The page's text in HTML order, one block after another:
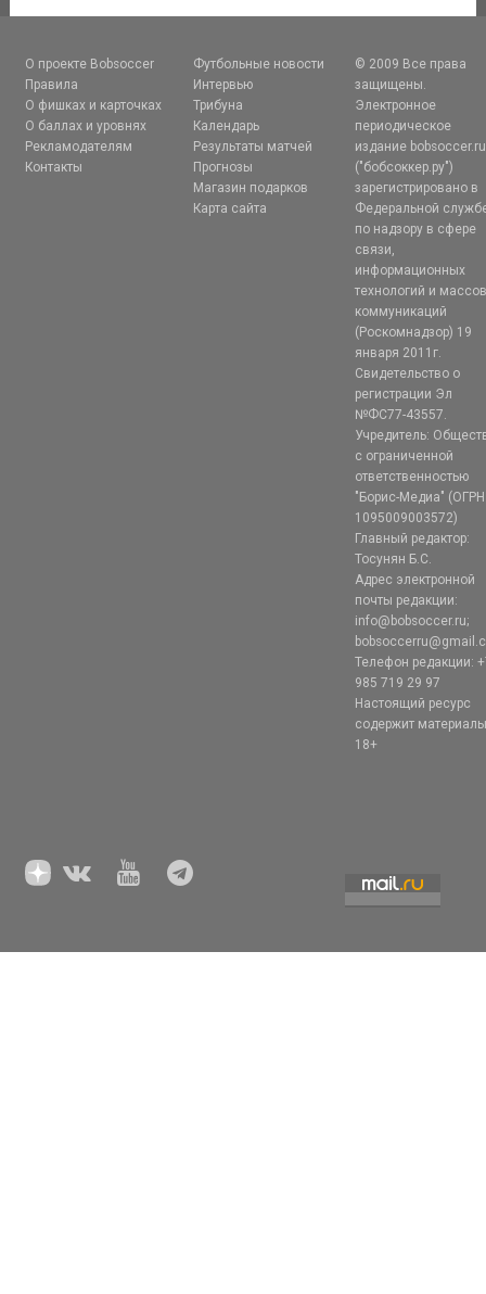
О проекте Bobsoccer
Правила
О фишках и карточках
О баллах и уровнях
Рекламодателям
Контакты
Футбольные новости
Интервью
Трибуна
Календарь
Результаты матчей
Прогнозы
Магазин подарков
Карта сайта
© 2009 Все права
защищены.
Электронное
периодическое
издание bobsoccer.ru
("бобсоккер.ру")
зарегистрировано в
Федеральной
по надзору в сфере
связи,
информационных
технологий и
коммуникаций
(Роскомнадзор) 19
января 2011г.
Свидетельство о
регистрации Эл
№ФС77-43557.
Учредитель:
с ограниченной
ответственностью
"Борис-Медиа" (ОГРН
1095009003572)
Главный редактор:
Тосунян Б.С.
Адрес электронной
почты редакции:
info@bobsoccer.ru;
Телефон редакции:
985 719 29 97
Настоящий ресурс
содержит
18+